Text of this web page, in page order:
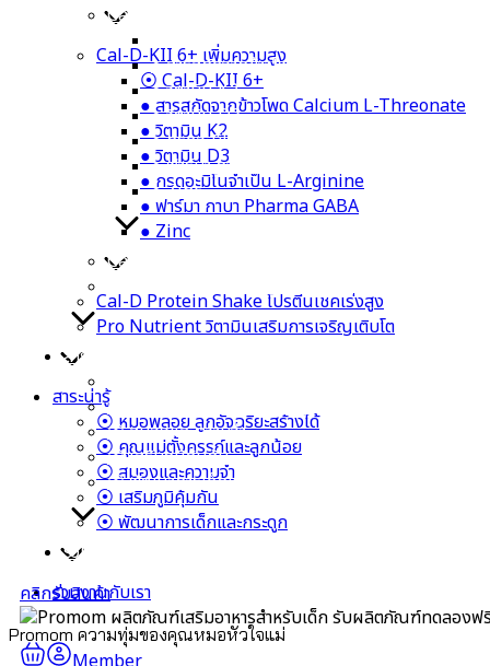
Cal-D-KII 6+ เพิ่มความสูง
⦿ Cal-D-KII 6+
● สารสกัดจากข้าวโพด Calcium L-Threonate
● วิตามิน K2
● วิตามิน D3
● กรดอะมิโนจำเป็น L-Arginine
● ฟาร์มา กาบา Pharma GABA
● Zinc
Cal-D Protein Shake โปรตีนเชคเร่งสูง
Pro Nutrient วิตามินเสริมการเจริญเติบโต
สาระน่ารู้
⦿ คุณแม่ตั้งครรภ์และลูกน้อย
⦿ สมองและความจำ
⦿ เสริมภูมิคุ้มกัน
⦿ พัฒนาการเด็กและกระดูก
ร่วมงานกับเรา
คลิกรับสินค้า
รับผลิตภัณฑ์ทดลองฟ
Cal-D-KII 6+ เพิ่มความสูง
⦿ Cal-D-KII 6+
● สารสกัดจากข้าวโพด Calcium L-Threonate
● วิตามิน K2
● วิตามิน D3
● กรดอะมิโนจำเป็น L-Arginine
● ฟาร์มา กาบา Pharma GABA
● Zinc
Cal-D Protein Shake โปรตีนเชคเร่งสูง
Pro Nutrient วิตามินเสริมการเจริญเติบโต
สาระน่ารู้
⦿ หมอพลอย ลูกอัจฉริยะสร้างได้
⦿ คุณแม่ตั้งครรภ์และลูกน้อย
⦿ สมองและความจำ
⦿ เสริมภูมิคุ้มกัน
⦿ พัฒนาการเด็กและกระดูก
ร่วมงานกับเรา
Promom ความทุ่มของคุณหมอหัวใจแม่